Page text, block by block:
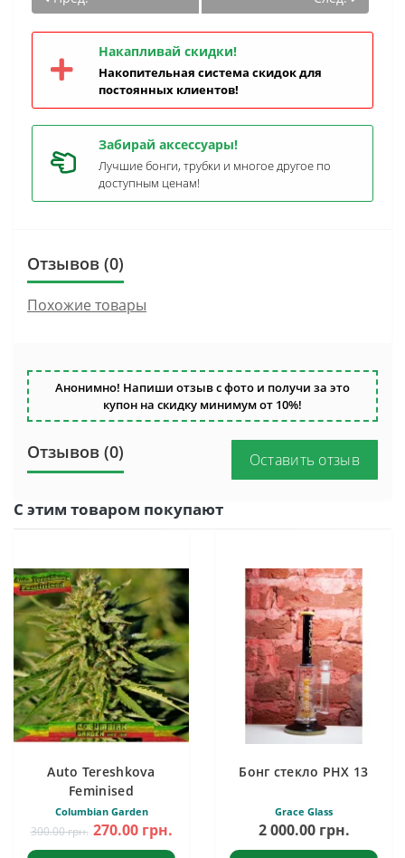
Накапливай скидки!
Накопительная система скидок для
постоянных клиентов!
Забирай аксессуары!
Лучшие бонги, трубки и многое другое по
доступным ценам!
Отзывов (0)
Похожие товары
Анонимно! Напиши отзыв с фото и получи за это
купон на скидку минимум от 10%!
Отзывов (0) Оставить отзыв
С этим товаром покупают
Auto Tereshkova
Feminised
Columbian Garden
300.00 грн. 270.00 грн.
Бонг стекло PHX 13
Grace Glass
2 000.00 грн.